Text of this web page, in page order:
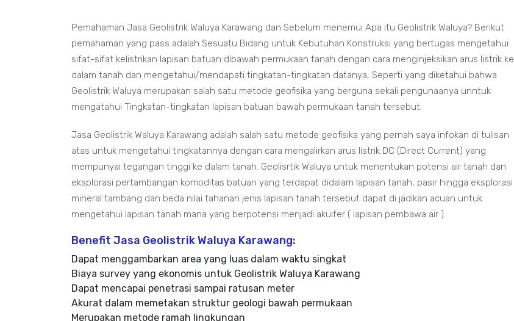
Pemahaman Jasa Geolistrik Waluya Karawang dan Sebelum menemui Apa itu Geolistrik Waluya? Berikut
pemahaman yang pass adalah Sesuatu Bidang untuk Kebutuhan Konstruksi yang bertugas mengetahui
sifat-sifat kelistrikan lapisan batuan dibawah permukaan tanah dengan cara menginjeksikan arus listrik ke
dalam tanah dan mengetahui/mendapati tingkatan-tingkatan datanya, Seperti yang diketahui bahwa
Geolistrik Waluya merupakan salah satu metode geofisika yang berguna sekali pengunaanya unntuk
mengatahui Tingkatan-tingkatan lapisan batuan bawah permukaan tanah tersebut.
Jasa Geolistrik Waluya Karawang adalah salah satu metode geofisika yang pernah saya infokan di tulisan
atas untuk mengetahui tingkatannya dengan cara mengalirkan arus listrik DC (Direct Current) yang
mempunyai tegangan tinggi ke dalam tanah. Geolisrtik Waluya untuk menentukan potensi air tanah dan
eksplorasi pertambangan komoditas batuan yang terdapat didalam lapisan tanah, pasir hingga eksplorasi
mineral tambang dan beda nilai tahanan jenis lapisan tanah tersebut dapat di jadikan acuan untuk
mengetahui lapisan tanah mana yang berpotensi menjadi akuifer ( lapisan pembawa air ).
Benefit Jasa Geolistrik Waluya Karawang:
Dapat menggambarkan area yang luas dalam waktu singkat
Biaya survey yang ekonomis untuk Geolistrik Waluya Karawang
Dapat mencapai penetrasi sampai ratusan meter
Akurat dalam memetakan struktur geologi bawah permukaan
Merupakan metode ramah lingkungan